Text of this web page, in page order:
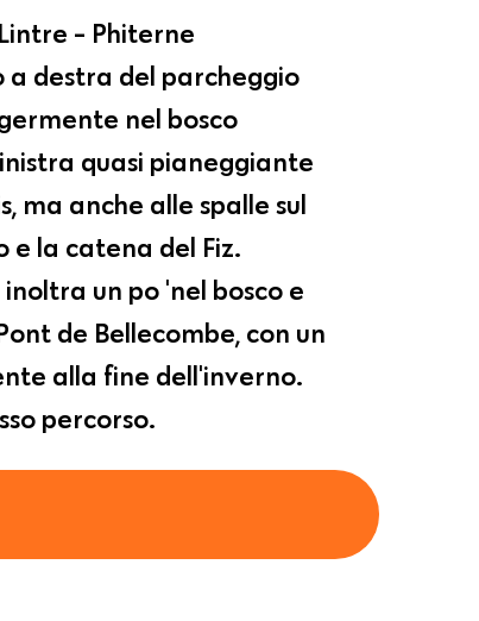
- Phiterne
a destra del parcheggio
nel bosco
quasi pianeggiante
ma anche alle spalle sul
e la catena del Fiz.
un po 'nel bosco e
de Bellecombe, con un
alla fine dell'inverno.
percorso.